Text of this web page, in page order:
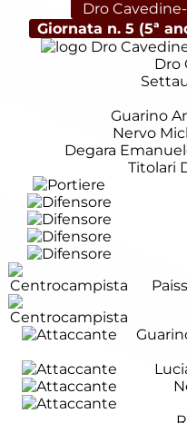
Giornata n. 5 (5ª
Dro
Guarino
Nervo
Degara
Titolari